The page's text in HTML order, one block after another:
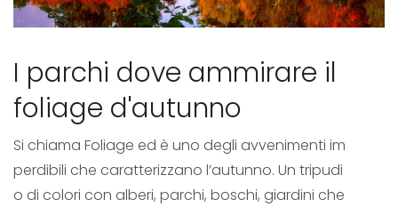
I parchi dove ammirare il
foliage d'autunno
Si chiama Foliage ed è uno degli avvenimenti im
perdibili che caratterizzano l’autunno. Un tripudi
o di colori con alberi, parchi, boschi, giardini che